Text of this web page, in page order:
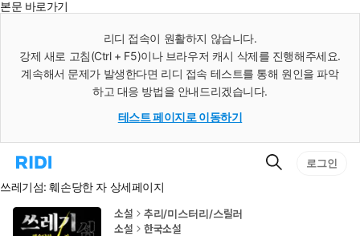
본문 바로가기
리디 접속이 원활하지 않습니다.
강제 새로 고침(Ctrl + F5)이나 브라우저 캐시 삭제를 진행해주세요.
계속해서 문제가 발생한다면 리디 접속 테스트를 통해 원인을 파악
하고 대응 방법을 안내드리겠습니다.
테스트 페이지로 이동하기
리
홈
로
이
검
로그인
쓰레기섬: 훼손당한 자 상세페이지
소설
추리/미스터리/스릴러
소설
한국소설